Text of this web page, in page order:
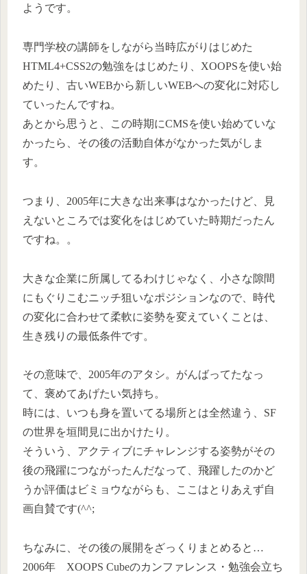
ようです。
専門学校の講師をしながら当時広がりはじめた
HTML4+CSS2の勉強をはじめたり、XOOPSを使い始
めたり、古いWEBから新しいWEBへの変化に対応し
ていったんですね。
あとから思うと、この時期にCMSを使い始めていな
かったら、その後の活動自体がなかった気がしま
す。
つまり、2005年に大きな出来事はなかったけど、見
えないところでは変化をはじめていた時期だったん
ですね。。
大きな企業に所属してるわけじゃなく、小さな隙間
にもぐりこむニッチ狙いなポジションなので、時代
の変化に合わせて柔軟に姿勢を変えていくことは、
生き残りの最低条件です。
その意味で、2005年のアタシ。がんばってたなっ
て、褒めてあげたい気持ち。
時には、いつも身を置いてる場所とは全然違う、SF
の世界を垣間見に出かけたり。
そういう、アクティブにチャレンジする姿勢がその
後の飛躍につながったんだなって、飛躍したのかど
うか評価はビミョウながらも、ここはとりあえず自
画自賛です(^^;
ちなみに、その後の展開をざっくりまとめると…
2006年 XOOPS Cubeのカンファレンス・勉強会立ち